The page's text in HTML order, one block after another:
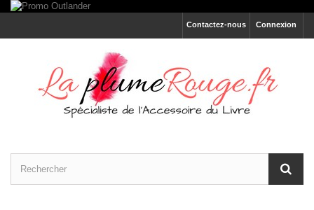
Connexion
Contactez-nous